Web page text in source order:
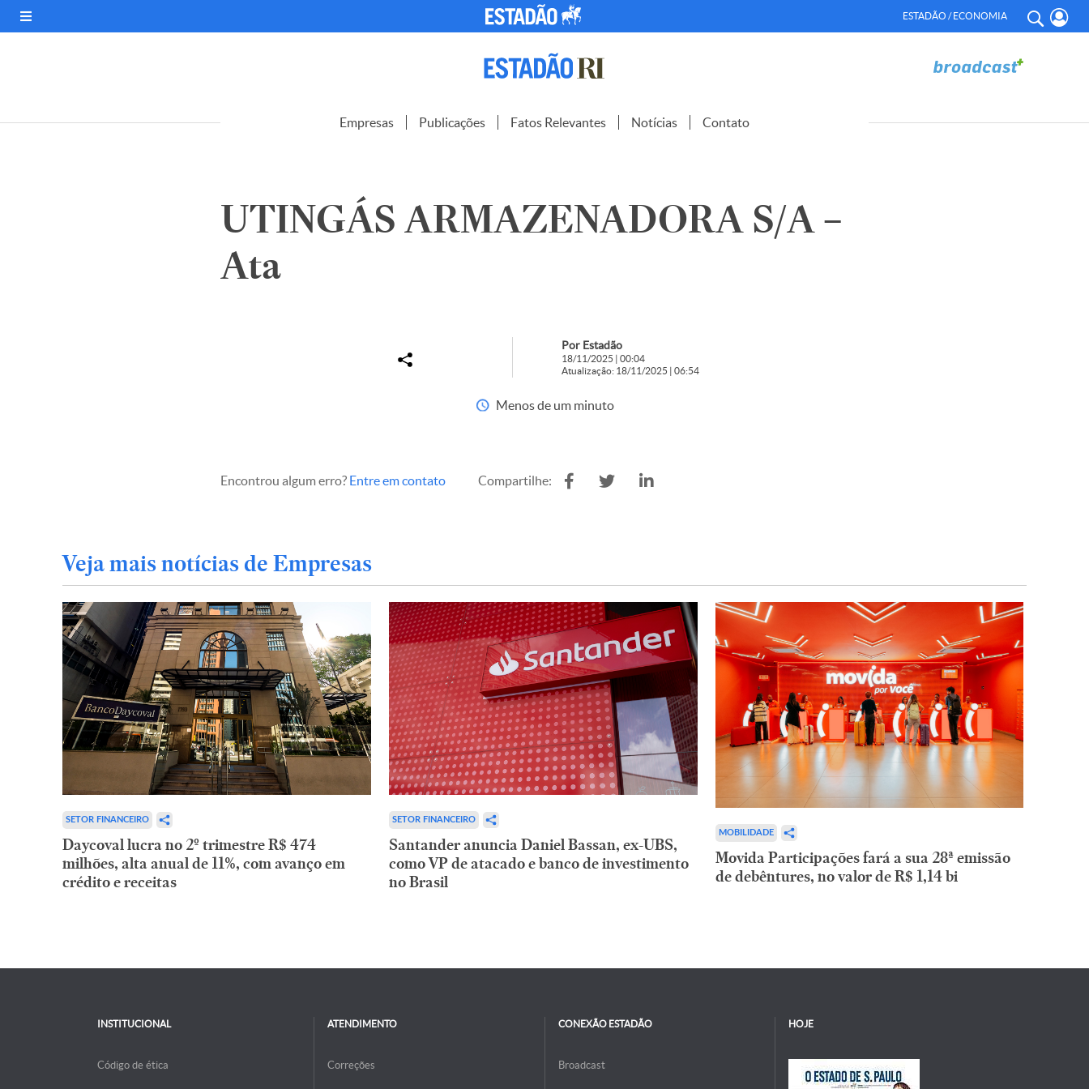
ESTADÃO / ECONOMIA
Empresas Publicações Fatos Relevantes Notícias Contato
UTINGÁS ARMAZENADORA S/A –
Ata
Por Estadão
18/11/2025 | 00:04
Atualização: 18/11/2025 | 06:54
Menos de um minuto
Encontrou algum erro? Entre em contato Compartilhe:
Veja mais notícias de Empresas
SETOR FINANCEIRO
Daycoval lucra no 2º trimestre R$ 474
milhões, alta anual de 11%, com avanço em
crédito e receitas
SETOR FINANCEIRO
Santander anuncia Daniel Bassan, ex-UBS,
como VP de atacado e banco de investimento
no Brasil
MOBILIDADE
Movida Participações fará a sua 28ª emissão
de debêntures, no valor de R$ 1,14 bi
INSTITUCIONAL
Código de ética
ATENDIMENTO
Correções
CONEXÃO ESTADÃO
Broadcast
HOJE